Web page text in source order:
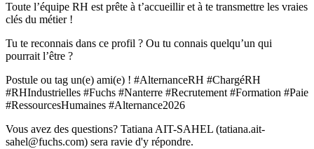
Toute l’équipe RH est prête à t’accueillir et à te transmettre les vraies
clés du métier !
Tu te reconnais dans ce profil ? Ou tu connais quelqu’un qui
pourrait l’être ?
Postule ou tag un(e) ami(e) ! #AlternanceRH #ChargéRH
#RHIndustrielles #Fuchs #Nanterre #Recrutement #Formation #Paie
#RessourcesHumaines #Alternance2026
Vous avez des questions? Tatiana AIT-SAHEL (tatiana.ait-
sahel@fuchs.com) sera ravie d'y répondre.